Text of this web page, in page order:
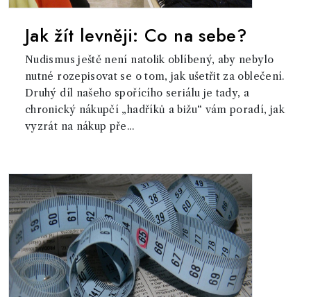
Jak žít levněji: Co na sebe?
Nudismus ještě není natolik oblíbený, aby nebylo
nutné rozepisovat se o tom, jak ušetřit za oblečení.
Druhý díl našeho spořícího seriálu je tady, a
chronický nákupčí „hadříků a bižu“ vám poradí, jak
vyzrát na nákup pře...